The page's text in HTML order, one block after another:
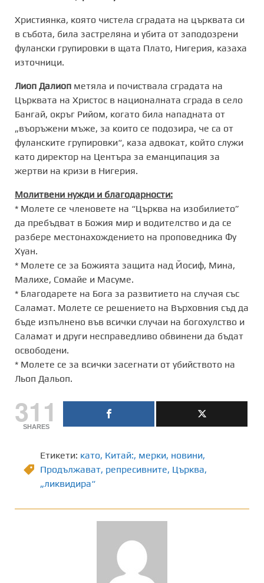
Християнка, която чистела сградата на църквата си
в събота, била застреляна и убита от заподозрени
фулански групировки в щата Плато, Нигерия, казаха
източници.
Лиоп Далиоп метяла и почиствала сградата на
Църквата на Христос в националната сграда в село
Бангай, окръг Рийом, когато била нападната от
„въоръжени мъже, за които се подозира, че са от
фуланските групировки“, каза адвокат, който служи
като директор на Центъра за еманципация за
жертви на кризи в Нигерия.
Молитвени нужди и благодарности:
* Молете се членовете на “Църква на изобилието”
да пребъдват в Божия мир и водителство и да се
разбере местонахождението на проповедника Фу
Хуан.
* Молете се за Божията защита над Йосиф, Мина,
Малихе, Сомайе и Масуме.
* Благодарете на Бога за развитието на случая със
Саламат. Молете се решението на Върховния съд да
бъде изпълнено във всички случаи на богохулство и
Саламат и други несправедливо обвинени да бъдат
освободени.
* Молете се за всички засегнати от убийството на
Льоп Дальоп.
311
SHARES
Етикети: като, Китай:, мерки, новини,
Продължават, репресивните, Църква,
„ликвидира“